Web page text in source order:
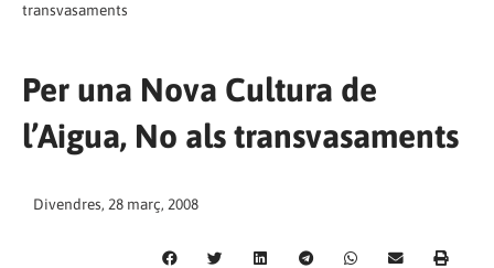
transvasaments
Per una Nova Cultura de
l’Aigua, No als transvasaments
Divendres, 28 març, 2008